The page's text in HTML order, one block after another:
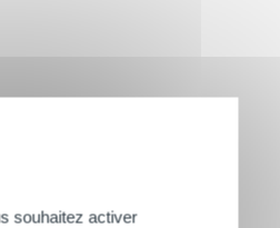
souhaitez activer